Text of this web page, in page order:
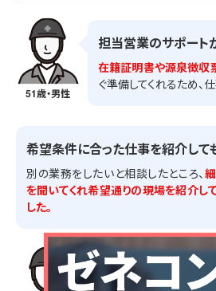
51歳・男性
担当営業のサポート
在籍証明書や源泉徴収
ぐ準備してくれるため、
希望条件に合った仕事を紹介して
別の業務をしたいと相談したところ、
を聞いてくれ希望通りの現場を紹介し
した。
スケールが大きい